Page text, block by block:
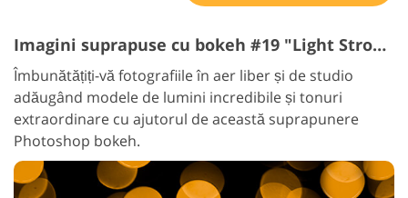
Imagini suprapuse cu bokeh #19 "Light Strobes"
Îmbunătățiți-vă fotografiile în aer liber și de studio
adăugând modele de lumini incredibile și tonuri
extraordinare cu ajutorul de această suprapunere
Photoshop bokeh.